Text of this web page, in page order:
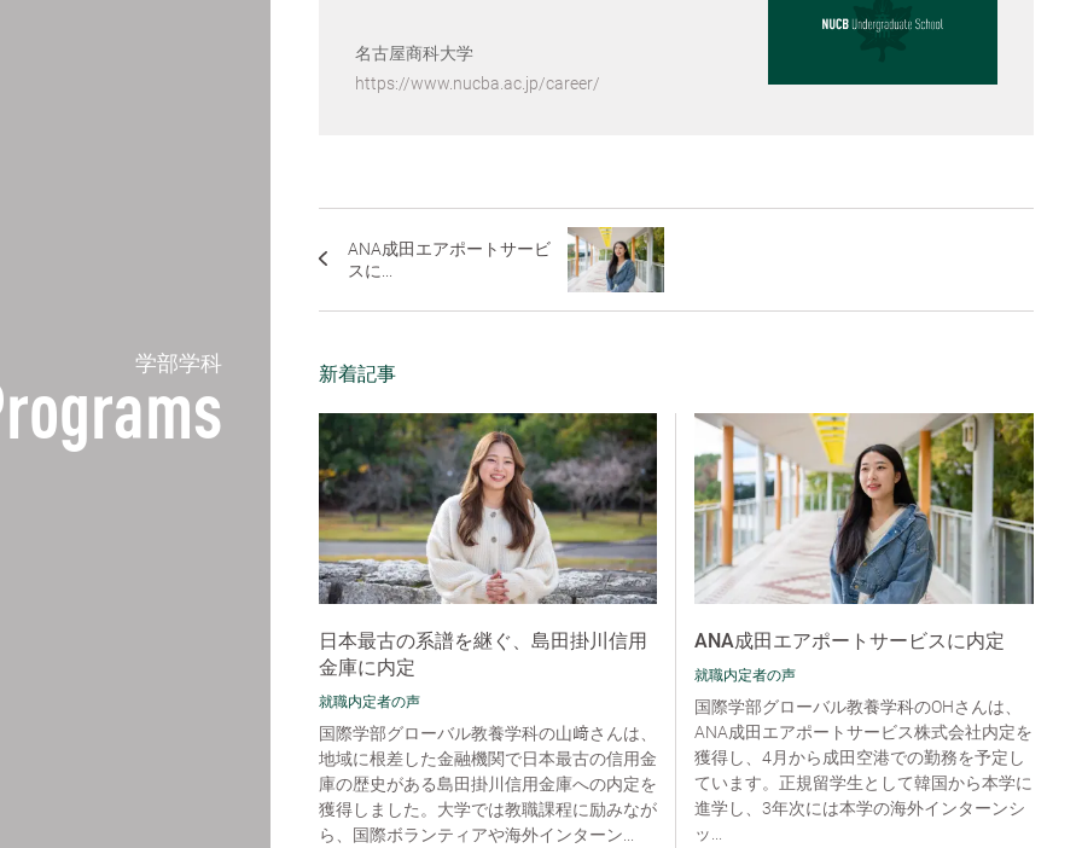
学部学科
名古屋商科大学
https://www.nucba.ac.jp/career/
ANA成田エアポートサービ
スに...
新着記事
日本最古の系譜を継ぐ、島田掛川信用
金庫に内定
就職内定者の声
国際学部グローバル教養学科の山﨑さんは、
地域に根差した金融機関で日本最古の信用金
庫の歴史がある島田掛川信用金庫への内定を
獲得しました。大学では教職課程に励みなが
ら、国際ボランティアや海外インターン...
ANA成田エアポートサービスに内定
就職内定者の声
国際学部グローバル教養学科のOHさんは、
ANA成田エアポートサービス株式会社内定を
獲得し、4月から成田空港での勤務を予定し
ています。正規留学生として韓国から本学に
進学し、3年次には本学の海外インターンシ
ッ...